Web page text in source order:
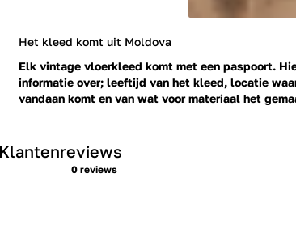
Het kleed komt uit Moldova
Elk vintage vloerkleed komt met een paspoort.
informatie over; leeftijd van het kleed, locatie
vandaan komt en van wat voor materiaal het
Klantenreviews
0 reviews